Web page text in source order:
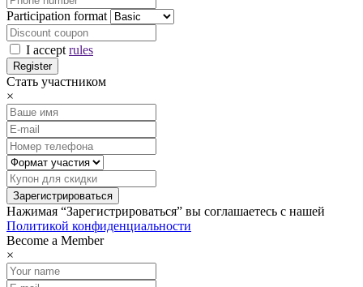
Participation format
I accept rules
Стать участником
×
Нажимая “Зарегистрироваться” вы соглашаетесь с нашей
Политикой конфиденциальности
Become a Member
×